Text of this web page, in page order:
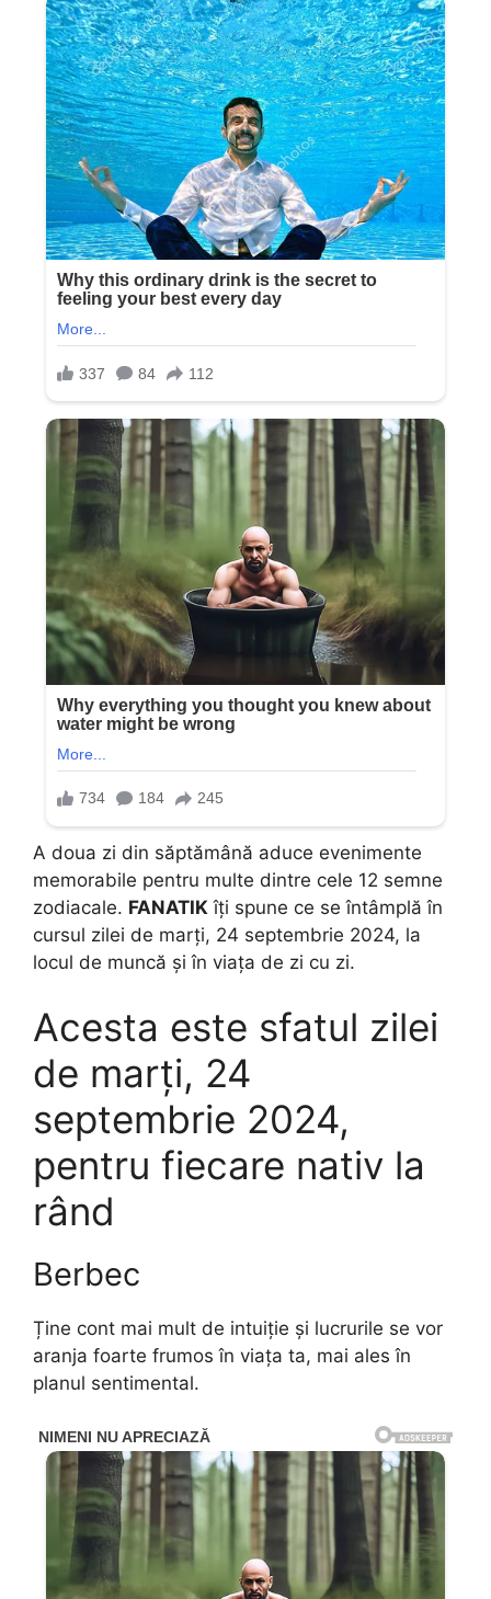
A doua zi din săptămână aduce evenimente
memorabile pentru multe dintre cele 12 semne
zodiacale. FANATIK îți spune ce se întâmplă în
cursul zilei de marți, 24 septembrie 2024, la
locul de muncă și în viața de zi cu zi.
Acesta este sfatul zilei
de marți, 24
septembrie 2024,
pentru fiecare nativ la
rând
Berbec
Ține cont mai mult de intuiție și lucrurile se vor
aranja foarte frumos în viața ta, mai ales în
planul sentimental.